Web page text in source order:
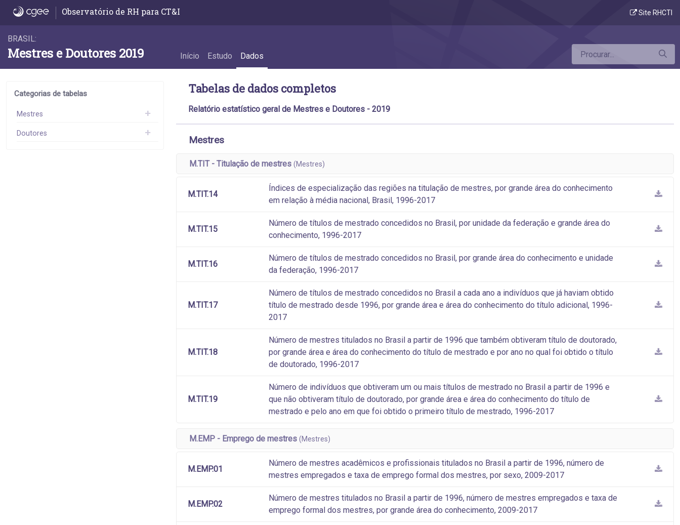
Dados Observatório de RH para CT&I Site RHCTI
BRASIL:
Mestres e Doutores 2019 Início Estudo Dados
Categorias de tabelas
Mestres
Doutores
Tabelas de dados completos
Relatório estatístico geral de Mestres e Doutores - 2019
Mestres
M.TIT - Titulação de mestres (Mestres)
M.TIT.14
Índices de especialização das regiões na titulação de mestres, por grande área do conhecimento
em relação à média nacional, Brasil, 1996-2017
M.TIT.15
Número de títulos de mestrado concedidos no Brasil, por unidade da federação e grande área do
conhecimento, 1996-2017
M.TIT.16
Número de títulos de mestrado concedidos no Brasil, por grande área do conhecimento e unidade
da federação, 1996-2017
M.TIT.17
Número de títulos de mestrado concedidos no Brasil a cada ano a indivíduos que já haviam obtido
título de mestrado desde 1996, por grande área e área do conhecimento do título adicional, 1996-
2017
M.TIT.18
Número de mestres titulados no Brasil a partir de 1996 que também obtiveram título de doutorado,
por grande área e área do conhecimento do título de mestrado e por ano no qual foi obtido o título
de doutorado, 1996-2017
M.TIT.19
Número de indivíduos que obtiveram um ou mais títulos de mestrado no Brasil a partir de 1996 e
que não obtiveram título de doutorado, por grande área e área do conhecimento do título de
mestrado e pelo ano em que foi obtido o primeiro título de mestrado, 1996-2017
M.EMP - Emprego de mestres (Mestres)
M.EMP.01
Número de mestres acadêmicos e profissionais titulados no Brasil a partir de 1996, número de
mestres empregados e taxa de emprego formal dos mestres, por sexo, 2009-2017
M.EMP.02
Número de mestres titulados no Brasil a partir de 1996, número de mestres empregados e taxa de
emprego formal dos mestres, por grande área do conhecimento, 2009-2017